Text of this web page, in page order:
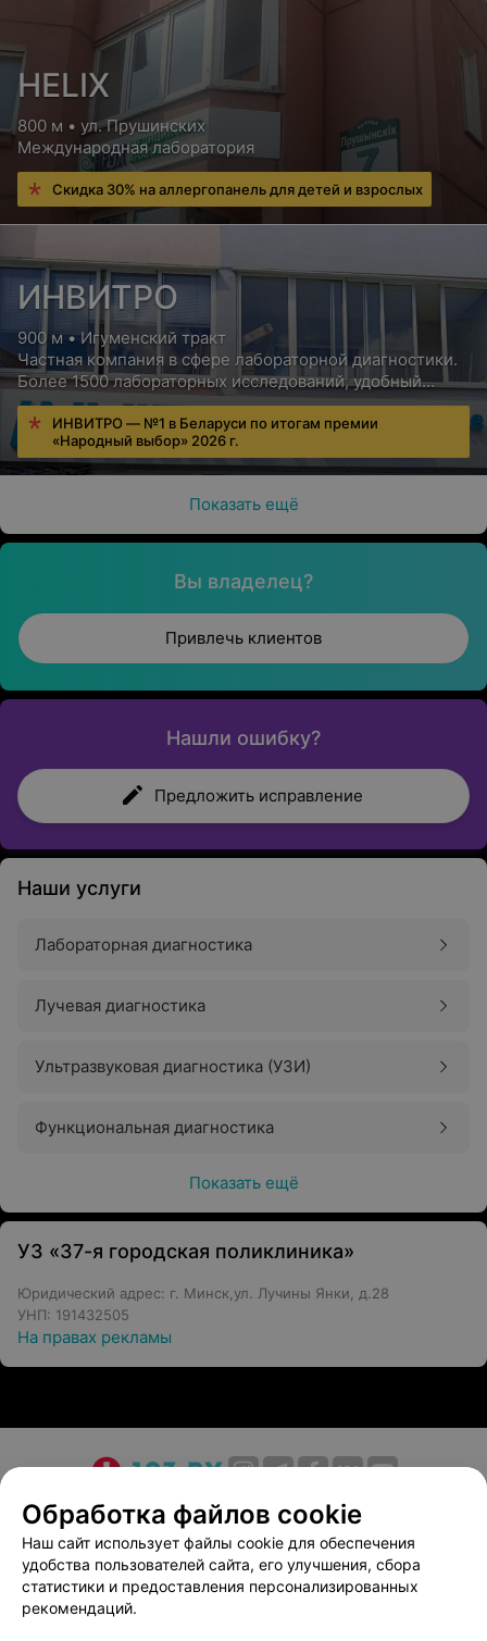
HELIX
800 м • ул. Прушинских
Международная лаборатория
Скидка 30% на аллергопанель для детей и взрослых
ИНВИТРО
900 м • Игуменский тракт
Частная компания в сфере лабораторной диагностики.
Более 1500 лабораторных исследований, удобный
сервис для пациентов, бесплатная консультация врача
ИНВИТРО — №1 в Беларуси по итогам премии
«Народный выбор» 2026 г.
Показать ещё
Вы владелец?
Привлечь клиентов
Нашли ошибку?
Предложить исправление
Наши услуги
Лабораторная диагностика
Лучевая диагностика
Ультразвуковая диагностика (УЗИ)
Функциональная диагностика
Показать ещё
УЗ «37-я городская поликлиника»
Юридический адрес: г. Минск,ул. Лучины Янки, д.28
УНП: 191432505
На правах рекламы
О проекте Новости проекта
Размещение рекламы
Медицинский маркетинг
Публичный договор
Пользовательское соглашение
Способы оплаты
Вакансии
Партнеры
Обработка файлов cookie
Наш сайт использует файлы cookie для обеспечения
удобства пользователей сайта, его улучшения, сбора
статистики и предоставления персонализированных
рекомендаций.